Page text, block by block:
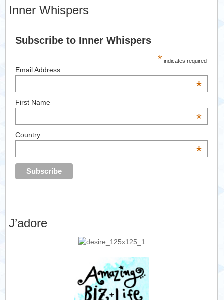
Inner Whispers
Subscribe to Inner Whispers
* indicates required
Email Address
*
First Name
*
Country
*
J’adore